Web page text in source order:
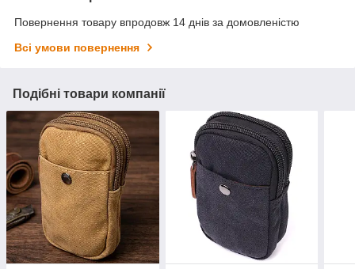
Повернення товару впродовж 14 днів за домовленістю
Всі умови повернення
Подібні товари компанії